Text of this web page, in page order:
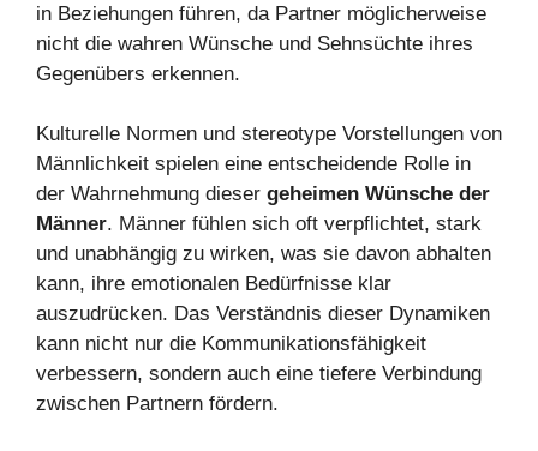
in Beziehungen führen, da Partner möglicherweise
nicht die wahren Wünsche und Sehnsüchte ihres
Gegenübers erkennen.
Kulturelle Normen und stereotype Vorstellungen von
Männlichkeit spielen eine entscheidende Rolle in
der Wahrnehmung dieser geheimen Wünsche der
Männer. Männer fühlen sich oft verpflichtet, stark
und unabhängig zu wirken, was sie davon abhalten
kann, ihre emotionalen Bedürfnisse klar
auszudrücken. Das Verständnis dieser Dynamiken
kann nicht nur die Kommunikationsfähigkeit
verbessern, sondern auch eine tiefere Verbindung
zwischen Partnern fördern.